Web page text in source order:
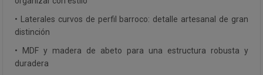
• Laterales curvos de perfil barroco: detalle artesanal de gran
distinción
• MDF y madera de abeto para una estructura robusta y
duradera